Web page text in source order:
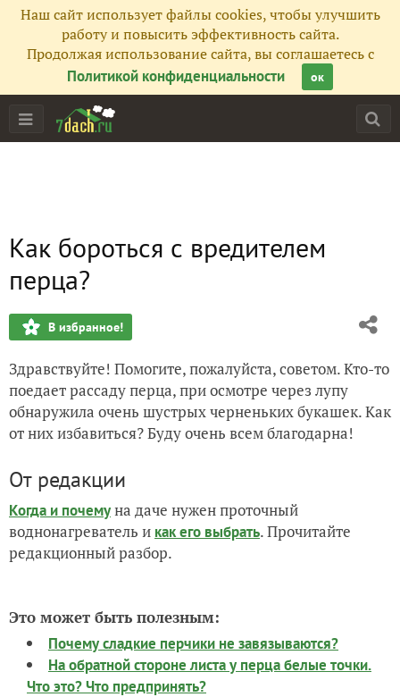
Наш сайт использует файлы cookies, чтобы улучшить
работу и повысить эффективность сайта.
Продолжая использование сайта, вы соглашаетесь с
Политикой конфиденциальности
ок
Как бороться с вредителем
перца?
В избранное!
Здравствуйте! Помогите, пожалуйста, советом. Кто-то
поедает рассаду перца, при осмотре через лупу
обнаружила очень шустрых черненьких букашек. Как
от них избавиться? Буду очень всем благодарна!
От редакции
Когда и почемуна даче нужен проточный
воднонагреватель и как его выбрать. Прочитайте
редакционный разбор.
Это может быть полезным:
Почему сладкие перчики не завязываются?
На обратной стороне листа у перца белые точки.
Что это? Что предпринять?